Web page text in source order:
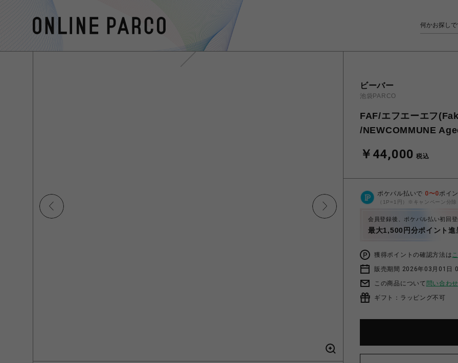
ビーバー
池袋PARCO
FAF/エフエーエフ
/NEWCOMMUNE
￥44,000 税込
ポケパル払いで 0〜0ポイ
（1P=1円）※キャンペーン分除
会員登録後、ポケパル払い初回
最大1,500円分ポイント進
獲得ポイントの確認方法は
販売期間 2026年03月01日
この商品について 問い合わ
ギフト：ラッピング不可